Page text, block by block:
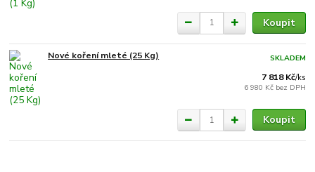
Koupit
Nové koření mleté (25 Kg)
7 818 Kč/ks
6 980 Kč bez DPH
SKLADEM
Koupit